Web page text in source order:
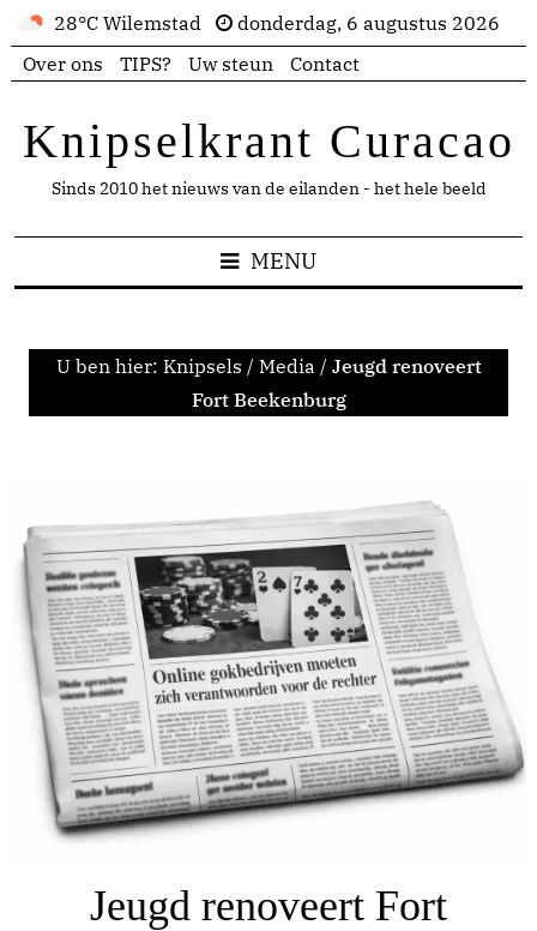
28°C Wilemstad
donderdag, 6 augustus 2026
Over ons
TIPS? Uw steun Contact
Knipselkrant Curacao
Sinds 2010 het nieuws van de eilanden - het hele beeld
MENU
U ben hier: Knipsels / Media / Jeugd renoveert
Fort Beekenburg
Jeugd renoveert Fort